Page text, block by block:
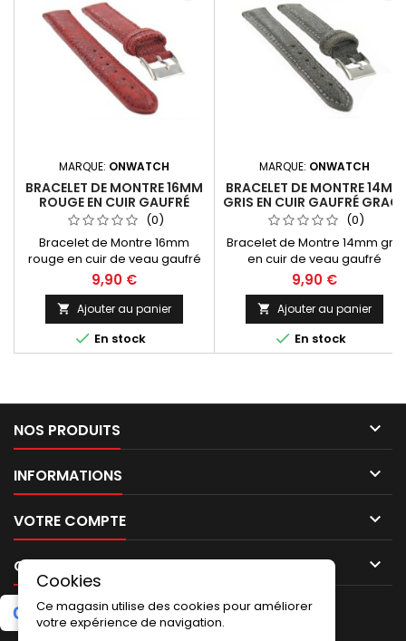
MARQUE: ONWATCH
BRACELET DE MONTRE 16MM
ROUGE EN CUIR GAUFRÉ
GRACY PAILLETÉ ARTISANAL
(0)
Bracelet de Montre 16mm
rouge en cuir de veau gaufré
fantaisie pailleté Gracy.
Fabrication Artisanale
Européenne, Made In Spain
9,90 €
 Ajouter au panier
 En stock
MARQUE: ONWATCH
BRACELET DE MONTRE 14MM
GRIS EN CUIR GAUFRÉ GRACY
PAILLETÉ ARTISANAL
(0)
Bracelet de Montre 14mm gris
en cuir de veau gaufré
fantaisie pailleté Gracy.
Fabrication Artisanale
Européenne, Made In Spain
9,90 €
 Ajouter au panier
 En stock
NOS PRODUITS 
INFORMATIONS 
VOTRE COMPTE 
CONTACT 
Cookies
Ce magasin utilise des cookies pour améliorer
votre expérience de navigation.
G oogle5.0★ ★★★★Laissez un avis(2 avis)